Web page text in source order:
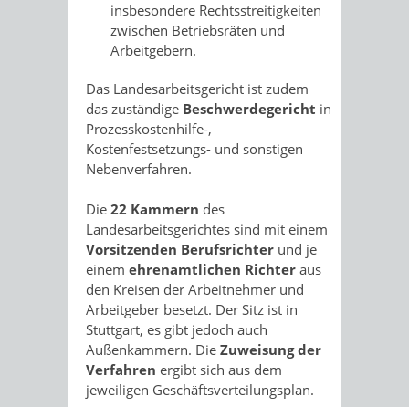
insbesondere Rechtsstreitigkeiten
zwischen Betriebsräten und
Arbeitgebern.
Das Landesarbeitsgericht ist zudem
das zuständige Beschwerdegericht in
Prozesskostenhilfe-,
Kostenfestsetzungs- und sonstigen
Nebenverfahren.
Die 22 Kammern des
Landesarbeitsgerichtes sind mit einem
Vorsitzenden Berufsrichter und je
einem ehrenamtlichen Richter aus
den Kreisen der Arbeitnehmer und
Arbeitgeber besetzt. Der Sitz ist in
Stuttgart, es gibt jedoch auch
Außenkammern. Die Zuweisung der
Verfahren ergibt sich aus dem
jeweiligen Geschäftsverteilungsplan.